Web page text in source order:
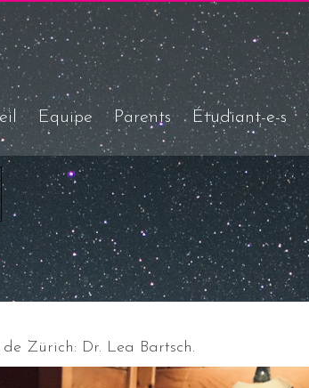
Equipe Parents Étudiant-e-s
Zürich: Dr. Lea Bartsch.